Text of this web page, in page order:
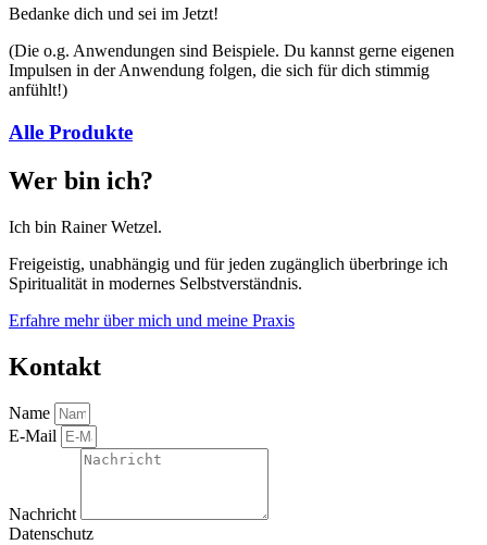
Bedanke dich und sei im Jetzt!
(Die o.g. Anwendungen sind Beispiele. Du kannst gerne eigenen
Impulsen in der Anwendung folgen, die sich für dich stimmig
anfühlt!)
Alle Produkte
Wer bin ich?
Ich bin Rainer Wetzel.
Freigeistig, unabhängig und für jeden zugänglich überbringe ich
Spiritualität in modernes Selbstverständnis.
Erfahre mehr über mich und meine Praxis
Kontakt
Name
E-Mail
Nachricht
Datenschutz